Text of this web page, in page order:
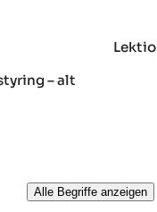
– alt
Alle Begriffe anzeigen